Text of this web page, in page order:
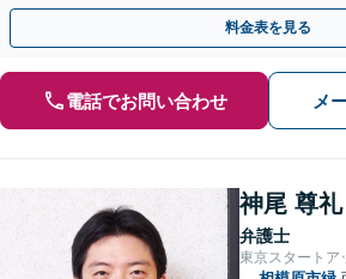
手金の返還保証もありますので安心してご相談
料金表を見る
電話でお問い合わせ メ
神尾 尊礼
弁護士
東京スタートア